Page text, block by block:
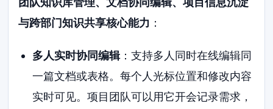
与跨部门知识共享核心能力 ：
多人实时协同编辑：支持多人同时在线编辑同
一篇文档或表格。每个人光标位置和修改内容
实时可见。项目团队可以用它开会记录需求，